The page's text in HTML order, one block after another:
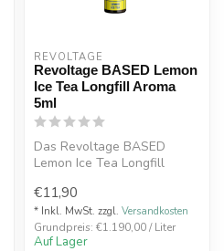
REVOLTAGE
Revoltage BASED Lemon
Ice Tea Longfill Aroma
5ml
Das Revoltage BASED
Lemon Ice Tea Longfill
erfrischenden Zi...
€11,90
* Inkl. MwSt. zzgl. Versandkosten
Grundpreis: €1.190,00 / Liter
Auf Lager